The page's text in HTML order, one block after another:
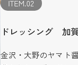
ITEM.02
ドレッシング 加
金沢・大野のヤマト